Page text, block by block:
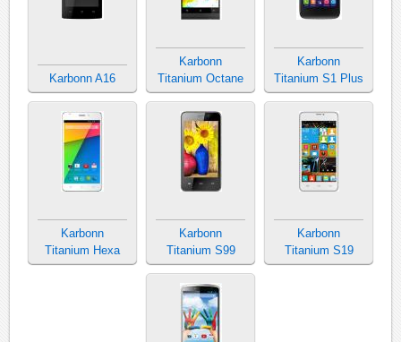
Karbonn A16
Karbonn
Titanium Octane
Karbonn
Titanium S1 Plus
Karbonn
Titanium Hexa
Karbonn
Titanium S99
Karbonn
Titanium S19